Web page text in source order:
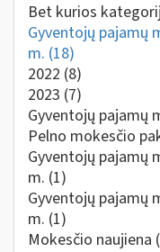
Bet kurios
Gyventojų pajamų
m. (18)
2022 (8)
2023 (7)
Gyventojų pajamų
Pelno mokesčio
Gyventojų pajamų
m. (1)
Gyventojų pajamų
m. (1)
Mokesčio naujiena